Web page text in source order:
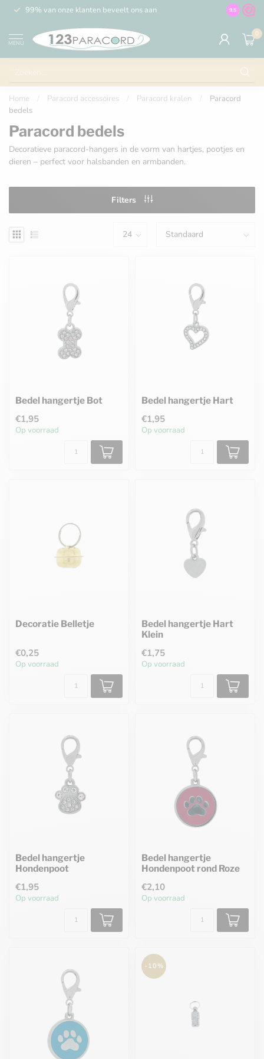
99% van onze klanten beveelt ons aan 100% de
9.5
MENU
0
Home Paracord accessoires Paracord kralen
Paracord
bedels
Paracord bedels
Decoratieve paracord-hangers in de vorm van hartjes, pootjes en
dieren – perfect voor halsbanden en armbanden.
Filters
Bedel hangertje Bot
€1,95
Op voorraad
Bedel hangertje Hart
€1,95
Op voorraad
Decoratie Belletje
€0,25
Op voorraad
Bedel hangertje Hart
Klein
€1,75
Op voorraad
Bedel hangertje
Hondenpoot
€1,95
Op voorraad
Bedel hangertje
Hondenpoot rond Roze
€2,10
Op voorraad
-10%